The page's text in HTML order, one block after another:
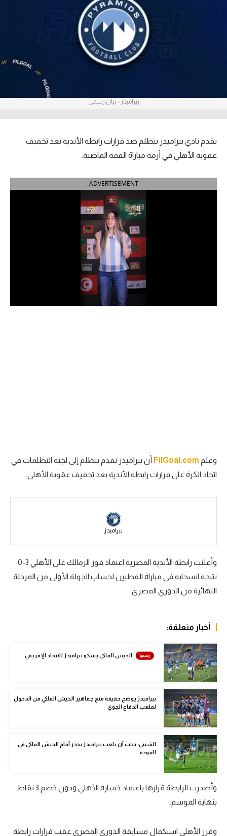
الدوري الإسباني
الدوري الإيطالي
الدوري السعودي للمحترفين
سعودي في الجول
رياضات أخرى
أمم إفريقيا
كرة سلة
كرة يد
كرة طائرة
الوطن العربي
في المونديال
آسيا
أمريكا
ركن الألعاب
أقسام خاصة
بيراميدز - بيان رسمي
تقدم نادي بيراميدز بتظلم ضد قرارات رابطة الأندية بعد تخفيف
عقوبة الأهلي في أزمة مباراة القمة الماضية.
ADVERTISEMENT
وعلم FilGoal.com أن بيراميدز تقدم بتظلم إلى لجنة التظلمات في
اتحاد الكرة على قرارات رابطة الأندية بعد تخفيف عقوبة الأهلي.
بيراميدز
وأعلنت رابطة الأندية المصرية اعتماد فوز الزمالك على الأهلي 3-0
نتيجة انسحابه في مباراة القطبين لحساب الجولة الأولى من المرحلة
النهائية من الدوري المصري.
أخبار متعلقة:
الجيش الملكي يشكو بيراميدز للاتحاد الإفريقي
بيراميدز يوضح حقيقة منع جماهير الجيش الملكي من الدخول
لملعب الدفاع الجوي
الشيبي: يجب أن يلعب بيراميدز بحذر أمام الجيش الملكي في
العودة
وأصدرت الرابطة قرارها باعتماد خسارة الأهلي ودون خصم 3 نقاط
بنهاية الموسم.
وقرر الأهلي استكمال مسابقة الدوري المصري عقب قرارات رابطة